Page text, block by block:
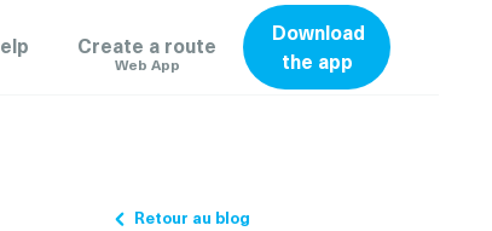
Create a route
Web App
Download
the app
Retour au blog